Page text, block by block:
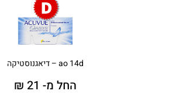
ao 14d – דיאגנוסטיקה
החל מ- 21 ₪